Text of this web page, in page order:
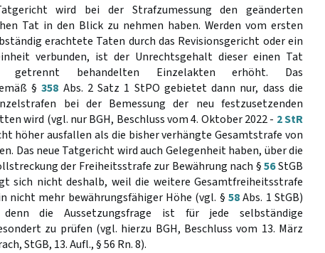
wird bei der Strafzumessung den geänderten
Tat in den Blick zu nehmen haben. Werden vom ersten
erachtete Taten durch das Revisionsgericht oder ein
verbunden, ist der Unrechtsgehalt dieser einen Tat
getrennt behandelten Einzelakten erhöht. Das
§358 Abs. 2 Satz 1 StPO gebietet dann nur, dass die
bei der Bemessung der neu festzusetzenden
wird (vgl. nur BGH, Beschluss vom 4. Oktober 2022 - 2 StR
höher ausfallen als die bisher verhängte Gesamtstrafe von
Das neue Tatgericht wird auch Gelegenheit haben, über die
der Freiheitsstrafe zur Bewährung nach §56StGB
sich nicht deshalb, weil die weitere Gesamtfreiheitsstrafe
nicht mehr bewährungsfähiger Höhe (vgl. §58Abs. 1 StGB)
die Aussetzungsfrage ist für jede selbständige
zu prüfen (vgl. hierzu BGH, Beschluss vom 13. März
StGB, 13. Aufl., § 56 Rn. 8).